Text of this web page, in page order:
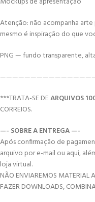
Atenção: não acompanha
mesmo é inspiração do que
PNG — fundo transparente,
***TRATA-SE DEARQUIVOS
CORREIOS.
—- SOBRE A ENTREGA —-
Após confirmação de
arquivo por e-mail ou aqui,
loja virtual.
NÃO ENVIAREMOS MATERIAL
FAZER DOWNLOADS,